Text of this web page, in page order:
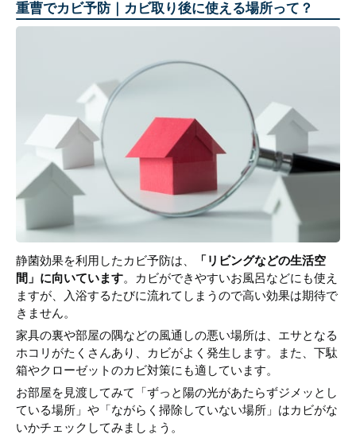
重曹でカビ予防｜カビ取り後に使える場所って？
静菌効果を利用したカビ予防は、
「リビングなどの生活空
間」に向いています。カビができやすいお風呂などにも使え
ますが、入浴するたびに流れてしまうので高い効果は期待で
きません。
家具の裏や部屋の隅などの風通しの悪い場所は、エサとなる
ホコリがたくさんあり、カビがよく発生します。また、下駄
箱やクローゼットのカビ対策にも適しています。
お部屋を見渡してみて「ずっと陽の光があたらずジメッとし
ている場所」や「ながらく掃除していない場所」はカビがな
いかチェックしてみましょう。